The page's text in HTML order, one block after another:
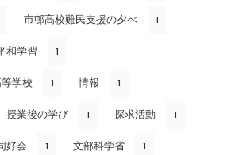
市邨高校難民支援の夕べ 1
和学習 1
学校 1 情報 1
授業後の学び 1 探求活動 1
好会 1 文部科学省 1